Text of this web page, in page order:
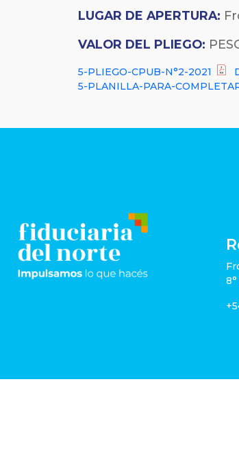
LUGAR DE APERTURA:
VALOR DEL PLIEGO:
5-PLIEGO-CPUB-N°2-2021
5-PLANILLA-PARA-
8°